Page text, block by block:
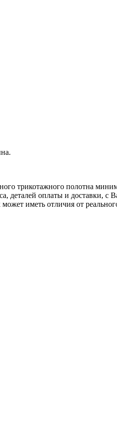
трикотажного полотна
деталей оплаты и доставки,
иметь отличия от